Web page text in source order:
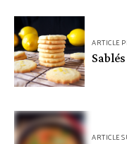
ARTICLE
ARTICLE